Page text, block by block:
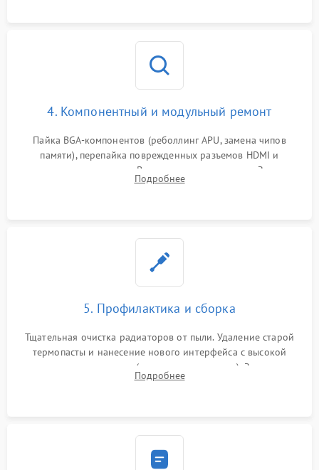
4. Компонентный и модульный ремонт
Пайка BGA-компонентов (реболлинг APU, замена чипов
памяти), перепайка поврежденных разъемов HDMI и
контроллеров питания. Восстановление дорожек. Замена
неисправного жесткого диска, SSD или лазерной головки
Подробнее
5. Профилактика и сборка
Тщательная очистка радиаторов от пыли. Удаление старой
термопасты и нанесение нового интерфейса с высокой
теплопроводностью (или жидкого металла). Замена
термопрокладок. Аккуратная сборка консоли и подключение
Подробнее